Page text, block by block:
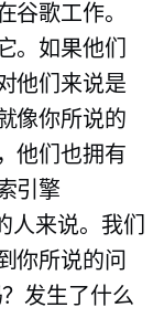
谷歌工作。
。如果他们
他们来说是
像你所说的
他们也拥有
引擎
人来说。我们
你所说的问
发生了什么